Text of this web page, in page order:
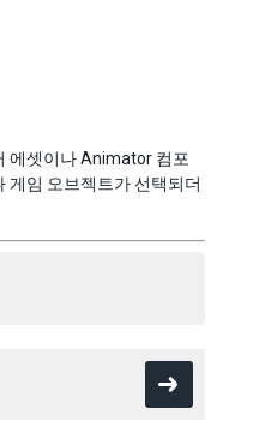
에셋이나 Animator 컴포
게임 오브젝트가 선택되더